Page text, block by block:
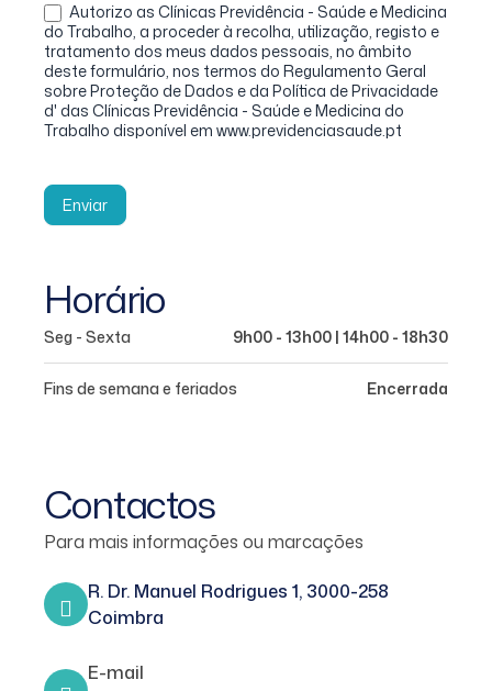
Contactos
Para mais informações ou marcações
R. Dr. Manuel Rodrigues 1, 3000-258
Coimbra
E-mail
Autorizo as Clínicas Previdência - Saúde e Medicina
do Trabalho, a proceder à recolha, utilização, registo e
tratamento dos meus dados pessoais, no âmbito
deste formulário, nos termos do Regulamento Geral
sobre Proteção de Dados e da Política de Privacidade
d' das Clínicas Previdência - Saúde e Medicina do
Trabalho disponível em www.previdenciasaude.pt
Enviar
Horário
Seg - Sexta 9h00 - 13h00 | 14h00 - 18h30
Fins de semana e feriados Encerrada